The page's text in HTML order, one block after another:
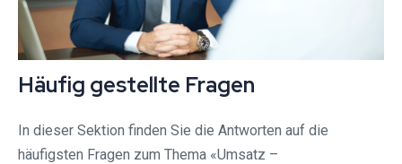
Häufig gestellte Fragen
In dieser Sektion finden Sie die Antworten auf die
häufigsten Fragen zum Thema «Umsatz –